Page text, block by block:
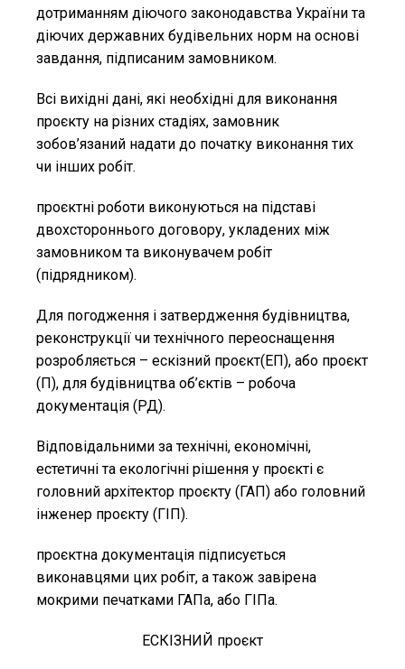
дотриманням діючого законодавства України та
діючих державних будівельних норм на основі
завдання, підписаним замовником.
Всі вихідні дані, які необхідні для виконання
проєкту на різних стадіях, замовник
зобов’язаний надати до початку виконання тих
чи інших робіт.
проєктні роботи виконуються на підставі
двохстороннього договору, укладених між
замовником та виконувачем робіт
(підрядником).
Для погодження і затвердження будівництва,
реконструкції чи технічного переоснащення
розробляється – ескізний проєкт(ЕП), або проєкт
(П), для будівництва об’єктів – робоча
документація (РД).
Відповідальними за технічні, економічні,
естетичні та екологічні рішення у проєкті є
головний архітектор проєкту (ГАП) або головний
інженер проєкту (ГІП).
проєктна документація підписується
виконавцями цих робіт, а також завірена
мокрими печатками ГАПа, або ГІПа.
ЕСКІЗНИЙ проєкт